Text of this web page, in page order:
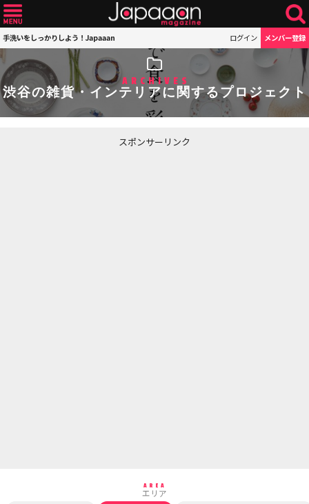
手洗いをしっかりしよう！Japaaan ログイン メンバー登録
ARCHIVES
渋谷の雑貨・インテリアに関するプロジェクト
スポンサーリンク
AREA
エリア